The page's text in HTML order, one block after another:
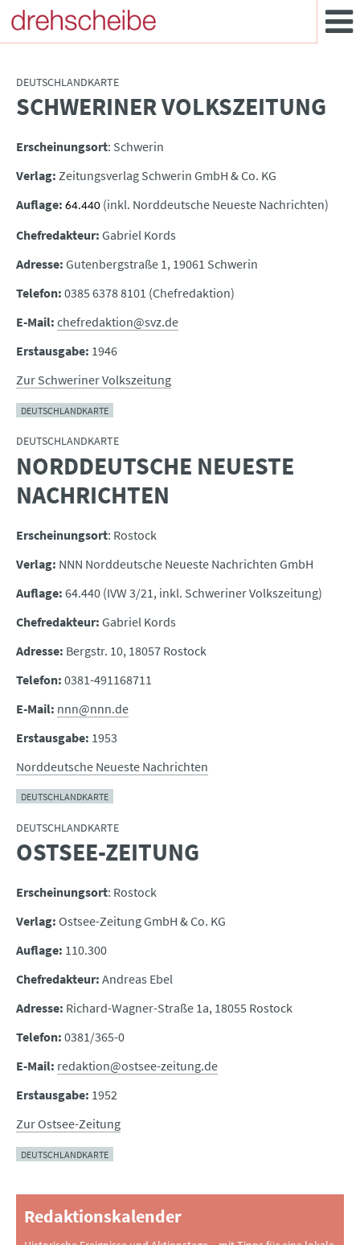
DEUTSCHLANDKARTE
:SCHWERINER VOLKSZEITUNG
Erscheinungsort: Schwerin
Verlag: Zeitungsverlag Schwerin GmbH & Co. KG
Auflage: 64.440 (inkl. Norddeutsche Neueste Nachrichten)
Chefredakteur: Gabriel Kords
Adresse: Gutenbergstraße 1, 19061 Schwerin
Telefon: 0385 6378 8101 (Chefredaktion)
E-Mail: chefredaktion@svz.de
Erstausgabe: 1946
Zur Schweriner Volkszeitung
DEUTSCHLANDKARTE
DEUTSCHLANDKARTE
:NORDDEUTSCHE NEUESTE
NACHRICHTEN
Erscheinungsort: Rostock
Verlag: NNN Norddeutsche Neueste Nachrichten GmbH
Auflage: 64.440 (IVW 3/21, inkl. Schweriner Volkszeitung)
Chefredakteur: Gabriel Kords
Adresse: Bergstr. 10, 18057 Rostock
Telefon: 0381-491168711
E-Mail: nnn@nnn.de
Erstausgabe: 1953
Norddeutsche Neueste Nachrichten
DEUTSCHLANDKARTE
DEUTSCHLANDKARTE
:OSTSEE-ZEITUNG
Erscheinungsort: Rostock
Verlag: Ostsee-Zeitung GmbH & Co. KG
Auflage: 110.300
Chefredakteur: Andreas Ebel
Adresse: Richard-Wagner-Straße 1a, 18055 Rostock
Telefon: 0381/365-0
E-Mail: redaktion@ostsee-zeitung.de
Erstausgabe: 1952
Zur Ostsee-Zeitung
DEUTSCHLANDKARTE
Redaktionskalender